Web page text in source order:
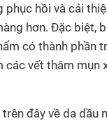
hồi và cải
hơn. Đặc biệt,
có thành phần
các vết thâm mụn
đây về da dầu